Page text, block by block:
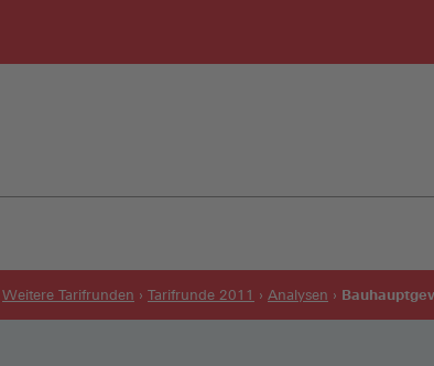
Weitere Tarifrunden Tarifrunde 2011 Analysen